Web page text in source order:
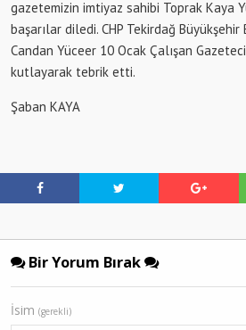
gazetemizin imtiyaz sahibi Toprak Kaya
başarılar diledi. CHP Tekirdağ Büyükşehir
Candan Yüceer 10 Ocak Çalışan
kutlayarak tebrik etti.
Şaban KAYA
Bir Yorum Bırak
İsim (gerekli)